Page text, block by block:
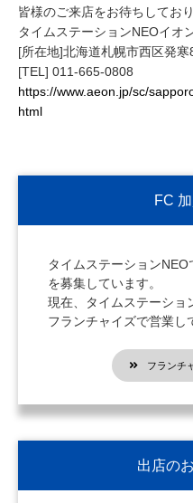
皆様のご来店をお待ちしており
タイムステーションNEOイオ
[所在地]北海道札幌市西区発
[TEL] 011-665-0808
https://www.aeon.jp/sc/
html
FC
タイムステーション
を募集しています。
現在、タイムステーショ
フランチャイズで営業し
フランチ
出店の